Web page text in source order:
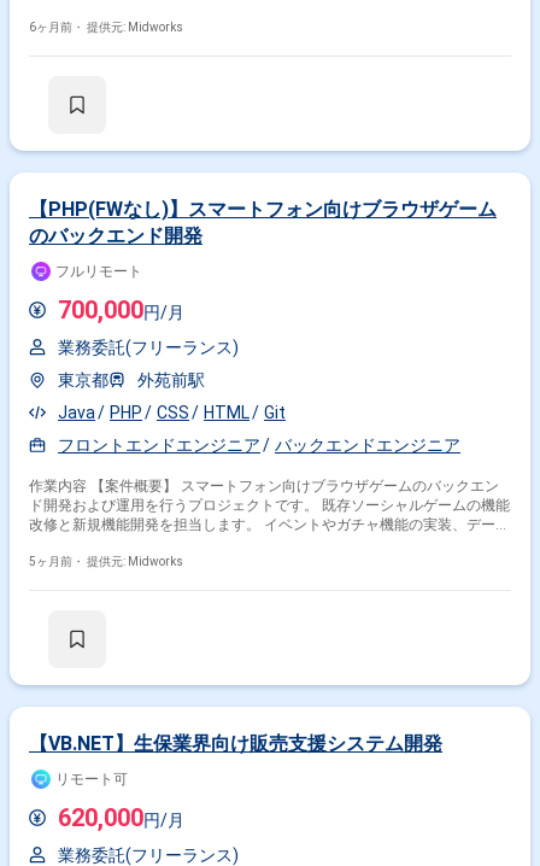
を併用して業務を進めます。 【作業内容】 ・C# (ASP.NET Core)を用いた
6ヶ月前・ 提供元: Midworks
【PHP(FWなし)】スマートフォン向けブラウザゲーム
のバックエンド開発
フルリモート
700,000円/月
業務委託(フリーランス)
東京都
外苑前駅
Java
PHP CSS HTML
Git
フロントエンドエンジニア
バックエンドエンジニア
作業内容 【案件概要】 スマートフォン向けブラウザゲームのバックエン
ド開発および運用を行うプロジェクトです。 既存ソーシャルゲームの機能
改修と新規機能開発を担当します。 イベントやガチャ機能の実装、データ
害対応まで幅広く対応する案件です。 【作業内容】 ・PHPによるゲーム機
5ヶ月前・ 提供元: Midworks
【VB.NET】生保業界向け販売支援システム開発
リモート可
620,000円/月
業務委託(フリーランス)
掛け合わせ条件で絞り込む
特徴で絞り込む
HTML × 副業
その他の条件で検索する